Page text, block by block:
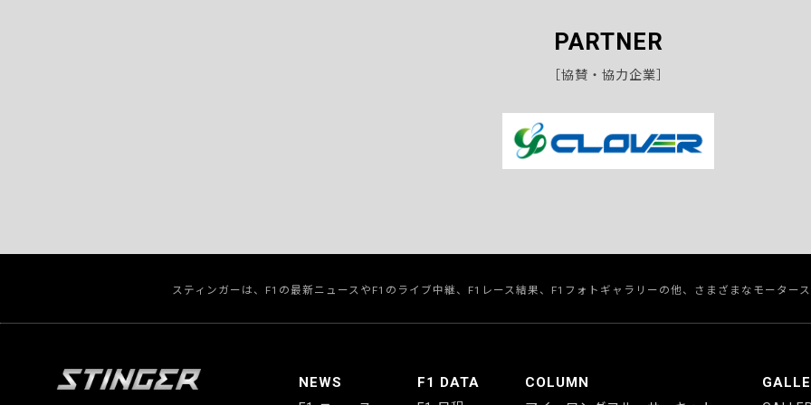
PARTNER
［協賛・協力企業］
スティンガーは、F1の最新ニュースやF1のライブ中継、F1レース結果、F1フォトギャラリーの他、さまざまなモーター
NEWS F1 DATA COLUMN